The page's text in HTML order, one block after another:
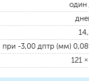
один
при -3,00 дптр (мм)
121